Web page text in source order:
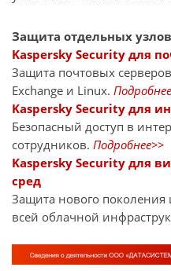
Защита отдельных
Kaspersky Security для
Защита почтовых
Exchange и Linux.
Kaspersky Security для
Безопасный доступ в
сотрудников. Подробнее>>
Kaspersky Security для
сред
Защита нового поколения
всей облачной